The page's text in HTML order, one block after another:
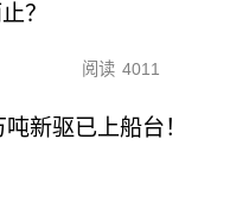
？
阅读 4011
新驱已上船台！